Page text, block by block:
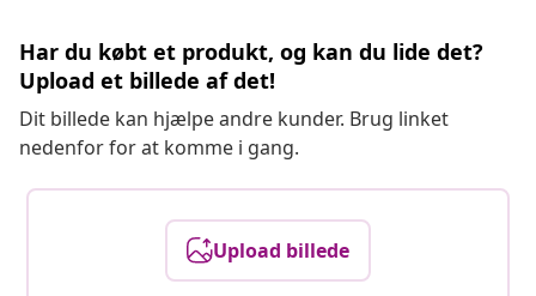
Har du købt et produkt, og kan du lide det?
Upload et billede af det!
Dit billede kan hjælpe andre kunder. Brug linket
nedenfor for at komme i gang.
Upload billede